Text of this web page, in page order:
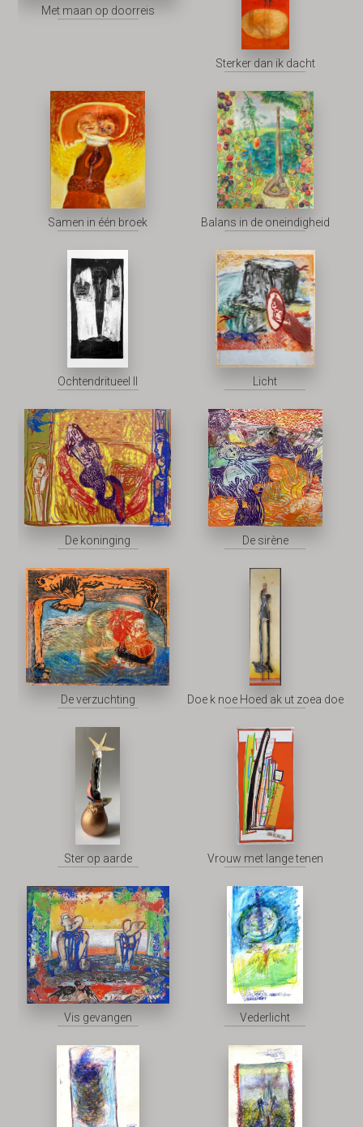
Met maan op doorreis
Sterker dan ik dacht
Samen in één broek Balans in de oneindigheid
Ochtendritueel II Licht
De koninging De sirène
De verzuchting Doe k noe Hoed ak ut zoea doe
Ster op aarde Vrouw met lange tenen
Vis gevangen Vederlicht